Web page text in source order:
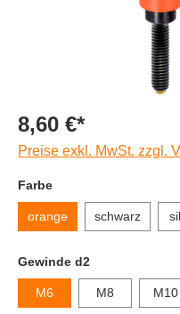
8,60 €*
Preise exkl. MwSt. zzgl.
Farbe
orange schwarz
Gewinde d2
M6 M8 M10